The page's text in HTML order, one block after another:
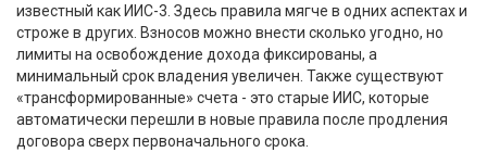
известный как ИИС-3 . Здесь правила мягче в одних аспектах и
строже в других. Взносов можно внести сколько угодно, но
лимиты на освобождение дохода фиксированы, а
минимальный срок владения увеличен. Также существуют
«трансформированные» счета - это старые ИИС, которые
автоматически перешли в новые правила после продления
договора сверх первоначального срока.